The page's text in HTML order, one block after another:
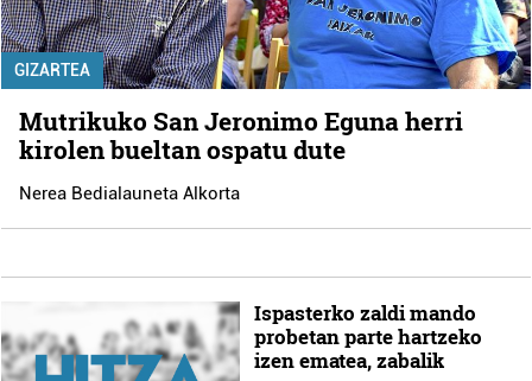
GIZARTEA
Mutrikuko San Jeronimo Eguna herri
kirolen bueltan ospatu dute
Nerea Bedialauneta Alkorta
Ispasterko zaldi mando
probetan parte hartzeko
izen ematea, zabalik